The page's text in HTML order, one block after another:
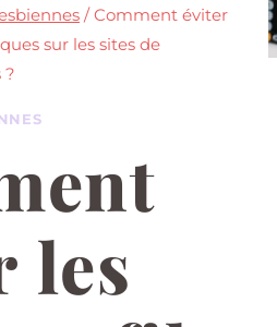
/ Comment éviter
sur les sites de
?
les